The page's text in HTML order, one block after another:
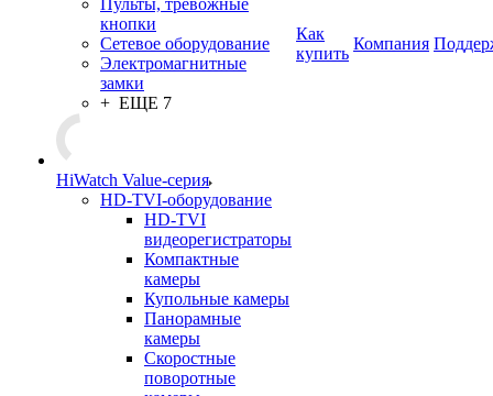
Пульты, тревожные
кнопки
Сетевое оборудование
Электромагнитные
замки
+ ЕЩЕ 7
HiWatch Value-серия
HD-TVI-оборудование
HD-TVI
видеорегистраторы
Компактные
камеры
Купольные камеры
Панорамные
камеры
Скоростные
поворотные
Как
купить
Компания